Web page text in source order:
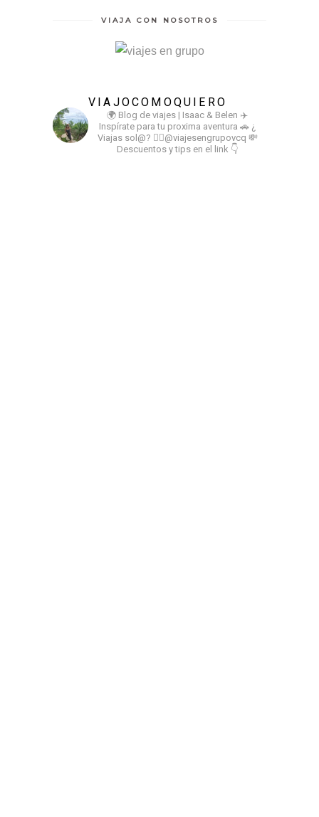
VIAJA CON NOSOTROS
VIAJOCOMOQUIERO
🌍 Blog de viajes | Isaac & Belen ✈️
Inspírate para tu proxima aventura 🚗 ¿
Viajas sol@? 👉🏻@viajesengrupovcq 💸
Descuentos y tips en el link 👇